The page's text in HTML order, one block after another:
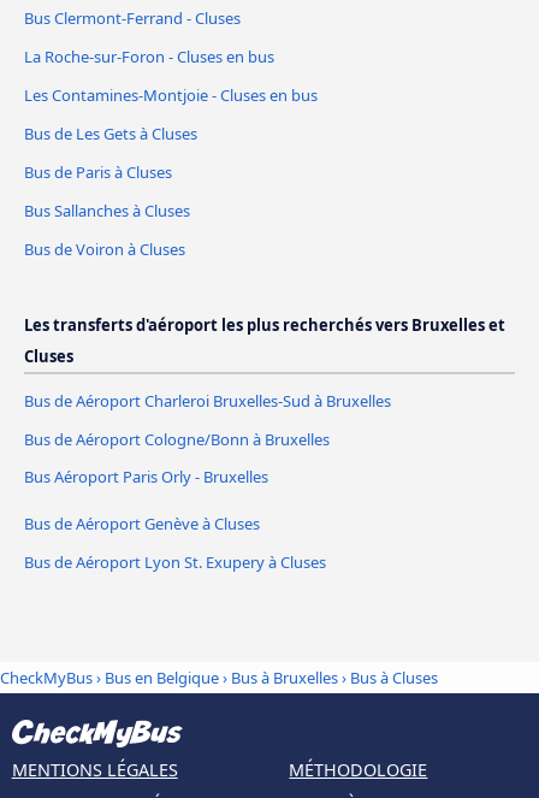
Bus Clermont-Ferrand - Cluses
La Roche-sur-Foron - Cluses en bus
Les Contamines-Montjoie - Cluses en bus
Bus de Les Gets à Cluses
Bus de Paris à Cluses
Bus Sallanches à Cluses
Bus de Voiron à Cluses
Les transferts d'aéroport les plus recherchés vers Bruxelles et
Cluses
Bus de Aéroport Charleroi Bruxelles-Sud à Bruxelles
Bus de Aéroport Cologne/Bonn à Bruxelles
Bus Aéroport Paris Orly - Bruxelles
Bus de Aéroport Genève à Cluses
Bus de Aéroport Lyon St. Exupery à Cluses
CheckMyBus› Bus en Belgique› Bus à Bruxelles› Bus à Cluses
MENTIONS LÉGALES
MÉTHODOLOGIE